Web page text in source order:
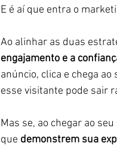
E é aí que entra o
Ao alinhar as duas
engajamento e a
anúncio, clica e chega
esse visitante pode sair
Mas se, ao chegar ao
que demonstrem sua